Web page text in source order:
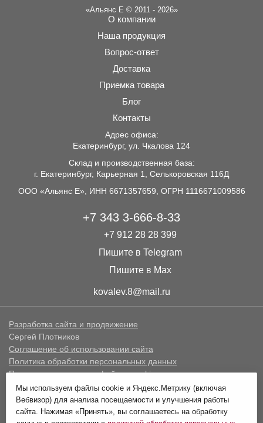
«Альянс Е © 2011 - 2026»
О компании
Наша продукция
Вопрос-ответ
Доставка
Приемка товара
Блог
Контакты
Адрес офиса:
Екатеринбург, ул. Чкалова 124
Склад и производственная база:
г. Екатеринбург, Карьерная 1, Селькоровская 116Д
ООО «Альянс Е», ИНН 6671357659, ОГРН 1116671009586
+7 343 3-666-8-33
+7 912 28 28 399
Пишите в Telegram
Пишите в Max
kovalev.8@mail.ru
Соглашение об использовании сайта
Политика обработки персональных данных
Политика в отношении файлов cookie
Разработка сайта и продвижение
Сергей Плотников
Информация, предоставленная на сайте по стоимости
товаров и услуг не является публичной офертой.
Мы используем файлы cookie и Яндекс.Метрику (включая
Вебвизор) для анализа посещаемости и улучшения работы
сайта. Нажимая «Принять», вы соглашаетесь на обработку